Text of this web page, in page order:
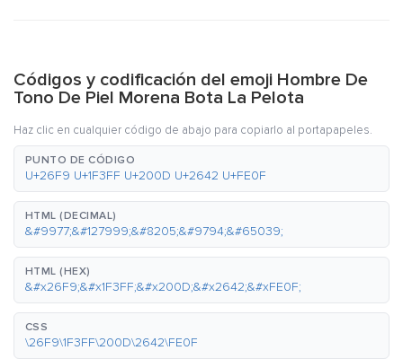
Códigos y codificación del emoji Hombre De
Tono De Piel Morena Bota La Pelota
Haz clic en cualquier código de abajo para copiarlo al portapapeles.
PUNTO DE CÓDIGO
U+26F9 U+1F3FF U+200D U+2642 U+FE0F
HTML (DECIMAL)
&#9977;&#127999;&#8205;&#9794;&#65039;
HTML (HEX)
&#x26F9;&#x1F3FF;&#x200D;&#x2642;&#xFE0F;
CSS
\26F9\1F3FF\200D\2642\FE0F